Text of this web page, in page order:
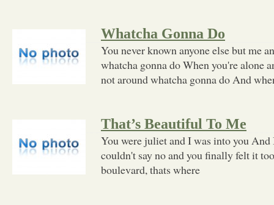
Whatcha Gonna Do
You never known anyone else but me
whatcha gonna do When you're alone
not around whatcha gonna do And
That’s Beautiful To Me
You were juliet and I was into you
couldn't say no and you finally felt it
boulevard, thats where